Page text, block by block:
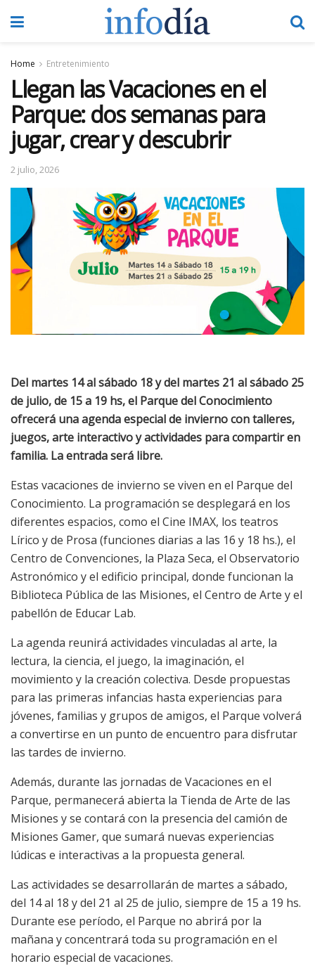
Home Entretenimiento
Llegan las Vacaciones en el
Parque: dos semanas para
jugar, crear y descubrir
2 julio, 2026
Del martes 14 al sábado 18 y del martes 21 al sábado 25
de julio, de 15 a 19 hs, el Parque del Conocimiento
ofrecerá una agenda especial de invierno con talleres,
juegos, arte interactivo y actividades para compartir en
familia. La entrada será libre.
Estas vacaciones de invierno se viven en el Parque del
Conocimiento. La programación se desplegará en los
diferentes espacios, como el Cine IMAX, los teatros
Lírico y de Prosa (funciones diarias a las 16 y 18 hs.), el
Centro de Convenciones, la Plaza Seca, el Observatorio
Astronómico y el edificio principal, donde funcionan la
Biblioteca Pública de las Misiones, el Centro de Arte y el
pabellón de Educar Lab.
La agenda reunirá actividades vinculadas al arte, la
lectura, la ciencia, el juego, la imaginación, el
movimiento y la creación colectiva. Desde propuestas
para las primeras infancias hasta experiencias para
jóvenes, familias y grupos de amigos, el Parque volverá
a convertirse en un punto de encuentro para disfrutar
las tardes de invierno.
Además, durante las jornadas de Vacaciones en el
Parque, permanecerá abierta la Tienda de Arte de las
Misiones y se contará con la presencia del camión de
Misiones Gamer, que sumará nuevas experiencias
lúdicas e interactivas a la propuesta general.
Las actividades se desarrollarán de martes a sábado,
del 14 al 18 y del 21 al 25 de julio, siempre de 15 a 19 hs.
Durante ese período, el Parque no abrirá por la
mañana y concentrará toda su programación en el
horario especial de vacaciones.